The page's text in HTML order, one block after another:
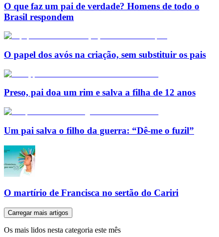
O que faz um pai de verdade? Homens de todo o
Brasil respondem
O papel dos avós na criação, sem substituir os pais
Preso, pai doa um rim e salva a filha de 12 anos
Um pai salva o filho da guerra: “Dê-me o fuzil”
O martírio de Francisca no sertão do Cariri
Carregar mais artigos
Os mais lidos nesta categoria este mês